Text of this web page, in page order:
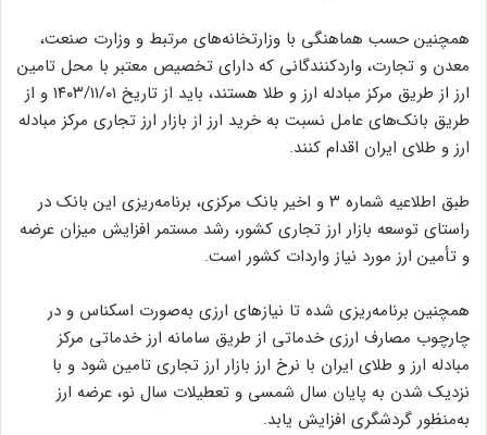
همچنین حسب هماهنگی‌ با وزارتخانه‌های مرتبط و وزارت صنعت،
معدن و تجارت، واردکنندگانی که دارای تخصیص معتبر با محل تامین
ارز از طریق مرکز مبادله ارز و طلا هستند، باید از تاریخ ۱۴۰۳/۱۱/۰۱ و از
طریق بانک‌های عامل نسبت به خرید ارز از بازار ارز تجاری مرکز مبادله
ارز و طلای ایران اقدام کنند.
طبق اطلاعیه شماره ۳ و اخیر بانک مرکزی، برنامه‌ریزی این بانک در
راستای توسعه بازار ارز تجاری کشور، رشد مستمر افزایش میزان عرضه
و تأمین ارز مورد نیاز واردات کشور است.
همچنین برنامه‌ریزی شده تا نیازهای ارزی به‌صورت اسکناس و در
چارچوب مصارف ارزی خدماتی از طریق سامانه ارز خدماتی مرکز
مبادله ارز و طلای ایران با نرخ ارز بازار ارز تجاری تامین شود و با
نزدیک شدن به پایان سال شمسی و تعطیلات سال نو، عرضه ارز
به‌منظور گردشگری افزایش یابد.